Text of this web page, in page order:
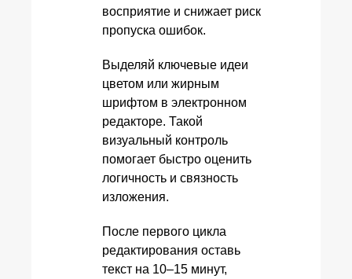
восприятие и снижает риск
пропуска ошибок.
Выделяй ключевые идеи
цветом или жирным
шрифтом в электронном
редакторе. Такой
визуальный контроль
помогает быстро оценить
логичность и связность
изложения.
После первого цикла
редактирования оставь
текст на 10–15 минут,